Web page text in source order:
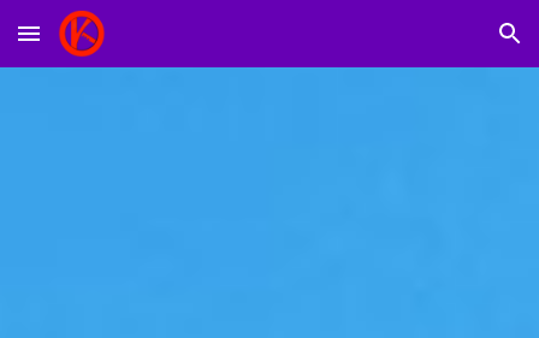
Skip to main content Skip to navigation